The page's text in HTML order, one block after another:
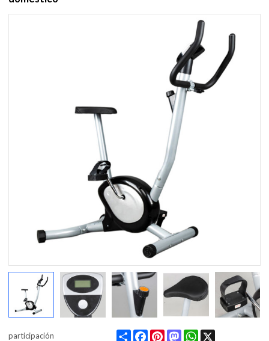
participación Share FacebookPinterestMastodonWhatsApp